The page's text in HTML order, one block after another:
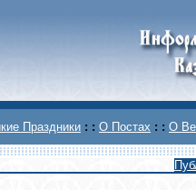
Праздники : : О Постах : : О